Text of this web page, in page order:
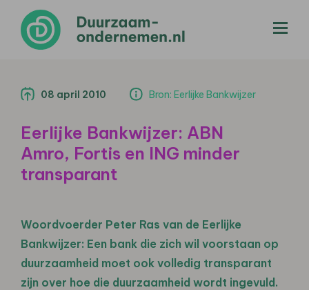
08 april 2010 Bron: Eerlijke Bankwijzer
Eerlijke Bankwijzer: ABN
Amro, Fortis en ING minder
transparant
Woordvoerder Peter Ras van de Eerlijke
Bankwijzer: Een bank die zich wil voorstaan op
duurzaamheid moet ook volledig transparant
zijn over hoe die duurzaamheid wordt ingevuld.